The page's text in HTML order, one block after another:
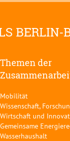
BERLIN-
Themen der
Mobilität
Wissenschaft,
Wirtschaft und
Gemeinsame
Wasserhaushalt